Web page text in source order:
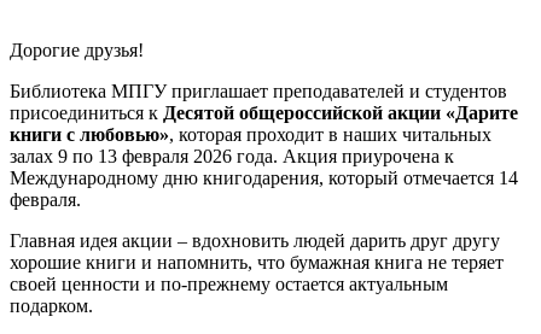
Дорогие друзья!
Библиотека МПГУ приглашает преподавателей и студентов
присоединиться к Десятой общероссийской акции «Дарите
книги с любовью», которая проходит в наших читальных
залах 9 по 13 февраля 2026 года. Акция приурочена к
Международному дню книгодарения, который отмечается 14
февраля.
Главная идея акции – вдохновить людей дарить друг другу
хорошие книги и напомнить, что бумажная книга не теряет
своей ценности и по-прежнему остается актуальным
подарком.